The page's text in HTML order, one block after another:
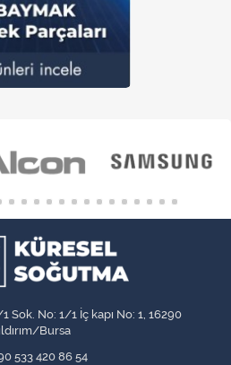
Sok. No: 1/1 İç kapı No: 1, 16290
Bursa
533 420 86 54